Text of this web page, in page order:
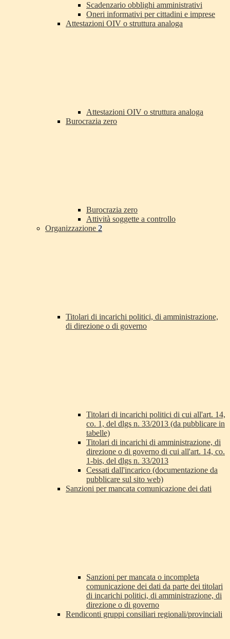
Scadenzario obblighi amministrativi
Oneri informativi per cittadini e imprese
Attestazioni OIV o struttura analoga
Attestazioni OIV o struttura analoga
Burocrazia zero
Burocrazia zero
Attività soggette a controllo
Organizzazione 2
Titolari di incarichi politici, di amministrazione,
di direzione o di governo
Titolari di incarichi politici di cui all'art. 14,
co. 1, del dlgs n. 33/2013 (da pubblicare in
tabelle)
Titolari di incarichi di amministrazione, di
direzione o di governo di cui all'art. 14, co.
1-bis, del dlgs n. 33/2013
Cessati dall'incarico (documentazione da
pubblicare sul sito web)
Sanzioni per mancata comunicazione dei dati
Sanzioni per mancata o incompleta
comunicazione dei dati da parte dei titolari
di incarichi politici, di amministrazione, di
direzione o di governo
Rendiconti gruppi consiliari regionali/provinciali